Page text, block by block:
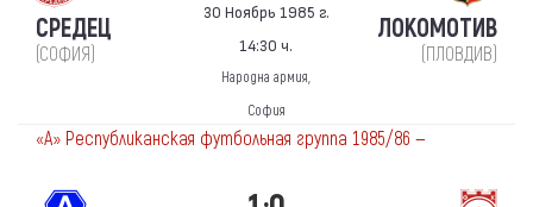
СРЕДЕЦ
(СОФИЯ)
30 Ноябрь 1985 г.
14:30 ч.
Народна армия,
София
ЛОКОМОТИВ
(ПЛОВДИВ)
«А» Республиканская футбольная группа 1985/86 —